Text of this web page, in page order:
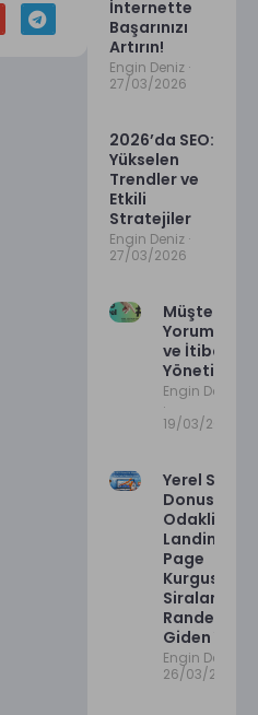
İnternette
Başarınızı
Artırın!
Engin Deniz
27/03/2026
2026’da SEO:
Yükselen
Trendler ve
Etkili
Stratejiler
Engin Deniz
27/03/2026
Müşteri
Yorumları
ve İtibar
Yönetimi
Engin Deniz
19/03/2026
Yerel SEOda
Donusum
Odakli
Landing
Page
Kurgusu:
Randevuya
Giden Yol
Engin Deniz
26/03/2026